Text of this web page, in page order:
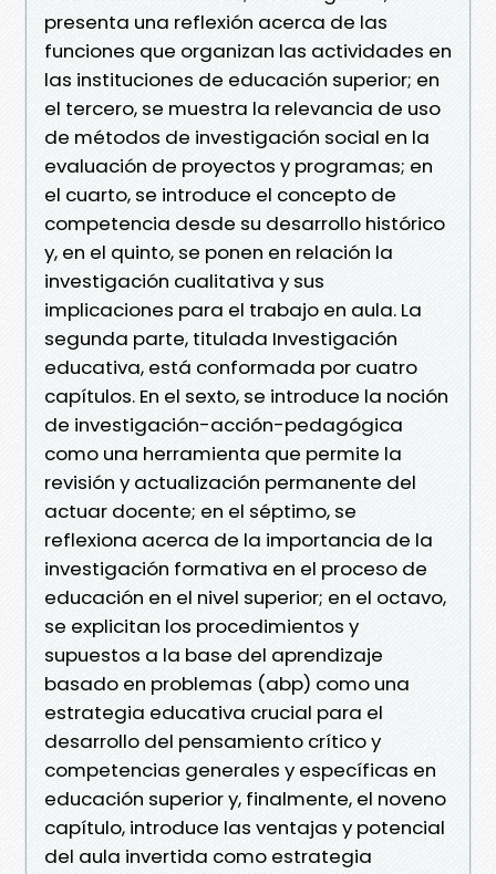
presenta una reflexión acerca de las
funciones que organizan las actividades en
las instituciones de educación superior; en
el tercero, se muestra la relevancia de uso
de métodos de investigación social en la
evaluación de proyectos y programas; en
el cuarto, se introduce el concepto de
competencia desde su desarrollo histórico
y, en el quinto, se ponen en relación la
investigación cualitativa y sus
implicaciones para el trabajo en aula. La
segunda parte, titulada Investigación
educativa, está conformada por cuatro
capítulos. En el sexto, se introduce la noción
de investigación-acción-pedagógica
como una herramienta que permite la
revisión y actualización permanente del
actuar docente; en el séptimo, se
reflexiona acerca de la importancia de la
investigación formativa en el proceso de
educación en el nivel superior; en el octavo,
se explicitan los procedimientos y
supuestos a la base del aprendizaje
basado en problemas (abp) como una
estrategia educativa crucial para el
desarrollo del pensamiento crítico y
competencias generales y específicas en
educación superior y, finalmente, el noveno
capítulo, introduce las ventajas y potencial
del aula invertida como estrategia